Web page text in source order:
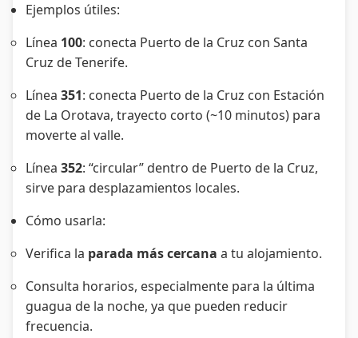
Ejemplos útiles:
Línea 100: conecta Puerto de la Cruz con Santa
Cruz de Tenerife.
Línea 351: conecta Puerto de la Cruz con Estación
de La Orotava, trayecto corto (~10 minutos) para
moverte al valle.
Línea 352: “circular” dentro de Puerto de la Cruz,
sirve para desplazamientos locales.
Cómo usarla:
Verifica la parada más cercana a tu alojamiento.
Consulta horarios, especialmente para la última
guagua de la noche, ya que pueden reducir
frecuencia.